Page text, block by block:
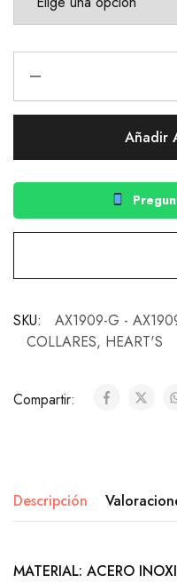
Añadir
SKU:
AX1909-G -
COLLARES, HEART'S
Compartir:
Descripción
MATERIAL: ACERO